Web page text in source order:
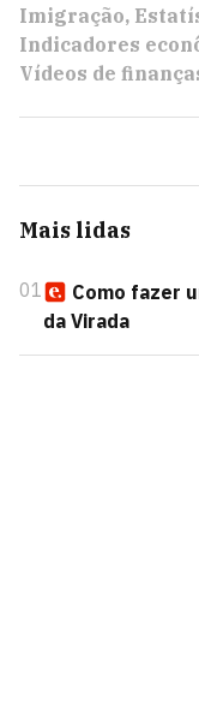
Imigração
Indicadores
Vídeos de
Mais lidas
01
Como fazer
da Virada